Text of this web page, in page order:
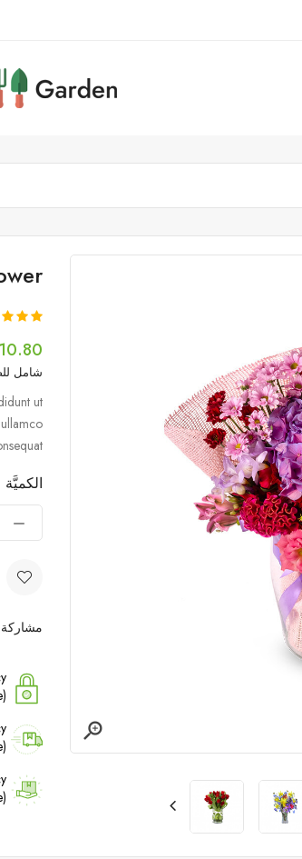

10.80 US$
شامل
ut
الكميَّة
مشاركة
(edit with the Customer Reassurance module)
(edit with the Customer Reassurance module)
(edit with the Customer Reassurance module)